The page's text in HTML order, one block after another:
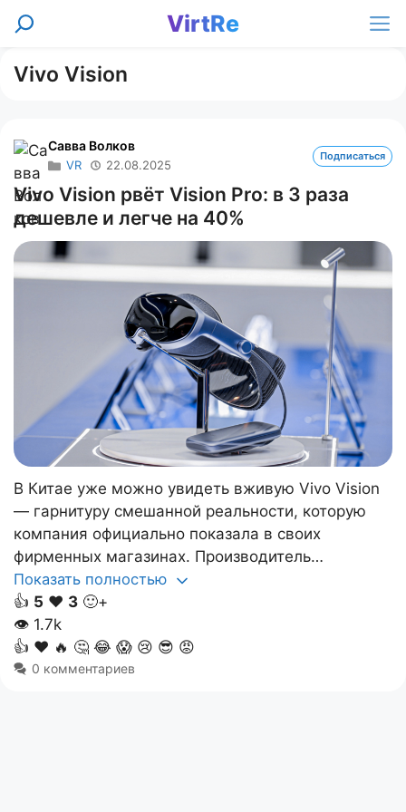
Перейти
VirtRe
Поиск
Vivo Vision
Савва Волков
VR 22.08.2025
Подписаться
Vivo Vision рвёт Vision Pro: в 3 раза
дешевле и легче на 40%
В Китае уже можно увидеть вживую Vivo Vision
— гарнитуру смешанной реальности, которую
компания официально показала в своих
фирменных магазинах. Производитель…
Показать полностью
👍 5 ❤️ 3 🙂+
👁 1.7k
👍 ❤️ 🔥 🤔 😂 😱 😢 😎 😡
0 комментариев